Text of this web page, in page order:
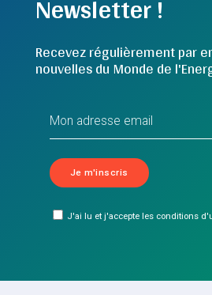
Recevez régulièrement par
nouvelles du Monde de
J'ai lu et j'accepte les conditions